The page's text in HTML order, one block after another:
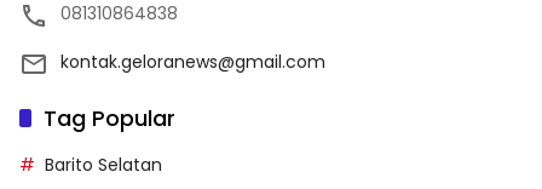
081310864838
kontak.geloranews@gmail.com
Tag Popular
Barito Selatan